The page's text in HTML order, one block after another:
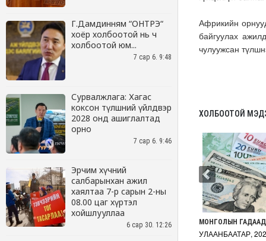
Г.Дамдинням “ОНТРЭ“
хоёр холбоотой нь ч
холбоотой юм...
7 сар 6. 9:48
Сурвалжлага: Хагас
коксон түлшний үйлдвэр
2028 онд ашиглалтад
орно
7 сар 6. 9:46
Эрчим хүчний
салбарынхан ажил
хаялтаа 7-р сарын 2-ны
08.00 цаг хүртэл
хойшлууллаа
6 сар 30. 12:26